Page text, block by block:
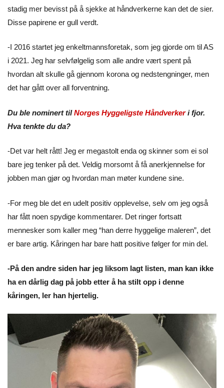
stadig mer bevisst på å sjekke at håndverkerne kan det de sier.
Disse papirene er gull verdt.
-I 2016 startet jeg enkeltmannsforetak, som jeg gjorde om til AS
i 2021. Jeg har selvfølgelig som alle andre vært spent på
hvordan alt skulle gå gjennom korona og nedstengninger, men
det har gått over all forventning.
Du ble nominert tilNorges Hyggeligste Håndverkeri fjor.
Hva tenkte du da?
-Det var helt rått! Jeg er megastolt enda og skinner som ei sol
bare jeg tenker på det. Veldig morsomt å få anerkjennelse for
jobben man gjør og hvordan man møter kundene sine.
-For meg ble det en udelt positiv opplevelse, selv om jeg også
har fått noen spydige kommentarer. Det ringer fortsatt
mennesker som kaller meg “han derre hyggelige maleren”, det
er bare artig. Kåringen har bare hatt positive følger for min del.
-På den andre siden har jeg liksom lagt listen, man kan ikke
ha en dårlig dag på jobb etter å ha stilt opp i denne
kåringen, ler han hjertelig.